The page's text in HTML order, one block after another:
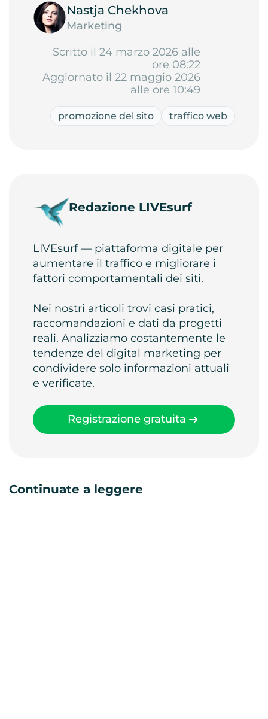
Nastja Chekhova
Marketing
Scritto il 24 marzo 2026 alle
ore 08:22
Aggiornato il 22 maggio 2026
alle ore 10:49
promozione del sito traffico web
Redazione LIVEsurf
LIVEsurf — piattaforma digitale per
aumentare il traffico e migliorare i
fattori comportamentali dei siti.
Nei nostri articoli trovi casi pratici,
raccomandazioni e dati da progetti
reali. Analizziamo costantemente le
tendenze del digital marketing per
condividere solo informazioni attuali
e verificate.
Registrazione gratuita
Continuate a leggere